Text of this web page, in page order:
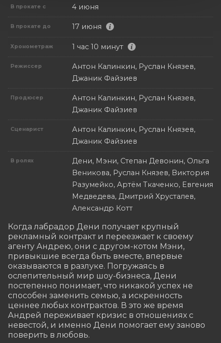
В прокате с 4 июня
В прокате до 17 июня
Хронометраж 1 час 10 минут
Режиссер
Антон Калинкин, Руслан Князев,
Джаник Файзиев
Продюсер
Антон Калинкин, Руслан Князев,
Джаник Файзиев
Сценарист
Антон Калинкин, Руслан Князев,
Джаник Файзиев
В ролях
Дени, Мэни, Степан Девонин, Ольга
Веникова, Руслан Князев, Виктория
Разумейко, Артём Ткаченко, Евгения
Медведева, Дмитрий Хрусталев,
Александр Котт
Когда лабрадор Дени получает крупный
рекламный контракт и переезжает к своему
агенту Андрею, они с другом-котом Мэни,
привыкшие всегда быть вместе, впервые
оказываются в разлуке. Погружаясь в
ослепительный мир шоу-бизнеса, Дени
постепенно понимает, что никакой успех не
способен заменить семью, а искренность
ценнее любых контрактов. В это же время
Андрей переживает кризис в отношениях с
невестой, и именно Дени помогает ему заново
поверить в любовь.